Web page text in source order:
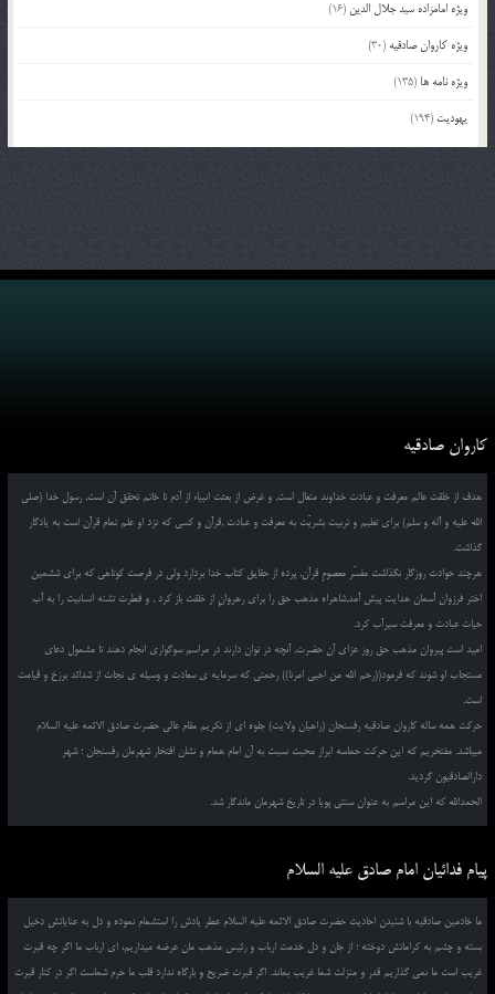
ویژه امامزاده سید جلال الدین (16)
ویژه کاروان صادقیه (30)
ویژه نامه ها (135)
یهودیت (194)
کاروان صادقیه
هدف از خلقت عالم معرفت و عبادت خداوند متعال است, و غرض از بعثت انبیاء از آدم تا خاتم تحقق آن است, رسول خدا (صلی
الله علیه و آله و سلم) برای تعلیم و تربیت بشریّت به معرفت و عبادت ,قرآن و کسی که نزد او علم تمام قرآن است به یادگار
گذاشت.
هرچند حوادث روزگار نگذاشت مفسّر معصومِ قرآن, پرده از حقایق کتاب خدا بردارد ولی در فرصت کوتاهی که برای ششمین
اختر فرزوان آسمان هدایت پیش آمد,شاهراه مذهب حق را برای رهروانِ از خلقت باز کرد , و فطرت تشنه انسانیت را به آب
حیات عبادت و معرفت سیرآب کرد.
امید است پیروان مذهب حق روز عزای آن حضرت, آنچه در توان دارند در مراسم سوگواری انجام دهند تا مشمول دعای
مستجاب او شوند که فرمود((رحم الله من احیی امرنا)) رحمتی که سرمایه ی سعادت و وسیله ی نجات از شدائد برزخ و قیامت
است.
حرکت همه ساله کاروان صادقیه رفسنجان (راهیان ولایت) جلوه ای از تکریم مقام عالی حضرت صادق الائمه علیه السلام
میباشد. مفتخریم که این حرکت حماسه ابراز محبت نسبت به آن امام همام و نشان افتخار شهرمان رفسنجان ؛ شهر
دارالصادقیون گردید.
الحمدالله که این مراسم به عنوان سنتی پویا در تاریخ شهرمان ماندگار شد.
پیام فدائیان امام صادق علیه السلام
ما خادمین صادقیه با شنیدن احادیث حضرت صادق الائمه علیه السلام عطر یادش را استشمام نموده و دل به عنایاتش دخیل
بسته و چشم به کراماتش دوخته ؛ از جان و دل خدمت ارباب و رئیس مذهب مان عرضه میداریم، ای ارباب ما اگر چه قبرت
غریب است ما نمی گذاریم قدر و منزلت شما غریب بماند. اگر قبرت ضریح و بارگاه ندارد قلب ما حرم شماست اگر در کنار قبرت